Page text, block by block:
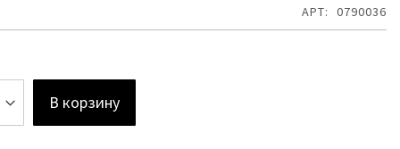
АРТ
0790036
В корзину